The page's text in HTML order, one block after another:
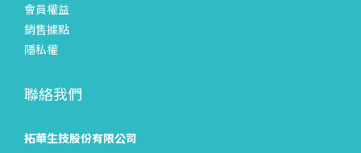
會員權益
銷售據點
隱私權
聯絡我們
拓華生技股份有限公司